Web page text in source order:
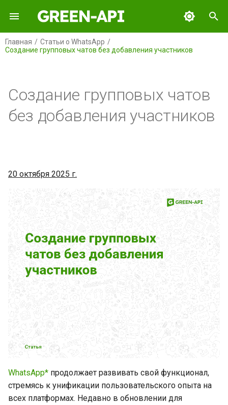
И
н
ц
з
и
я
п
о
и
к
Главная
Статьи о WhatsApp
Создание групповых чатов без добавления участников
GREEN-API: WABA
GREEN-API: GPT
GREEN-API: Marketing
GREEN-API: Telegram
Что мы сделали
Для чего это нужно
Заключение
Создание групповых чатов
без добавления участников
20 октября 2025 г.
WhatsApp* продолжает развивать свой функционал,
стремясь к унификации пользовательского опыта на
всех платформах. Недавно в обновлении для